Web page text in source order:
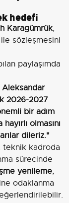
hedefi
Karagümrük,
ile sözleşmesini
paylaşımda
2026-2027
bir adım
olmasını
dileriz."
teknik kadroda
sürecinde
yenileme,
odaklanma